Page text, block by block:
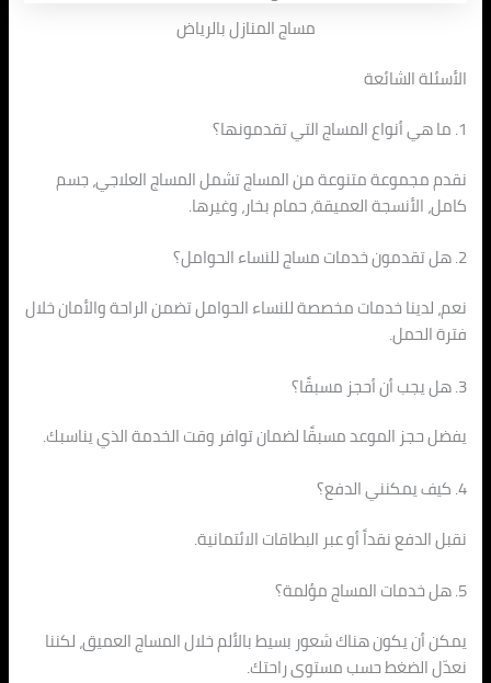
مساج المنازل بالرياض
الأسئلة الشائعة
1. ما هي أنواع المساج التي تقدمونها؟
نقدم مجموعة متنوعة من المساج تشمل المساج العلاجي، جسم
كامل، الأنسجة العميقة، حمام بخار، وغيرها.
2. هل تقدمون خدمات مساج للنساء الحوامل؟
نعم، لدينا خدمات مخصصة للنساء الحوامل تضمن الراحة والأمان خلال
فترة الحمل.
3. هل يجب أن أحجز مسبقًا؟
يفضل حجز الموعد مسبقًا لضمان توافر وقت الخدمة الذي يناسبك.
4. كيف يمكنني الدفع؟
نقبل الدفع نقداً أو عبر البطاقات الائتمانية.
5. هل خدمات المساج مؤلمة؟
يمكن أن يكون هناك شعور بسيط بالألم خلال المساج العميق، لكننا
نعدّل الضغط حسب مستوى راحتك.